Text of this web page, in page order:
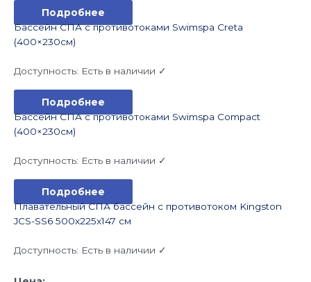
Подробнее
Бассейн СПА с противотоками Swimspa Creta
(400×230см)
Доступность: Есть в наличии ✓
Подробнее
Бассейн СПА с противотоками Swimspa Compact
(400×230см)
Доступность: Есть в наличии ✓
Подробнее
Плавательный СПА бассейн с противотоком Kingston
JCS-SS6 500x225x147 см
Доступность: Есть в наличии ✓